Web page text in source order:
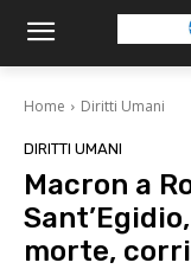
Home Diritti Umani
DIRITTI UMANI
Macron a
morte,